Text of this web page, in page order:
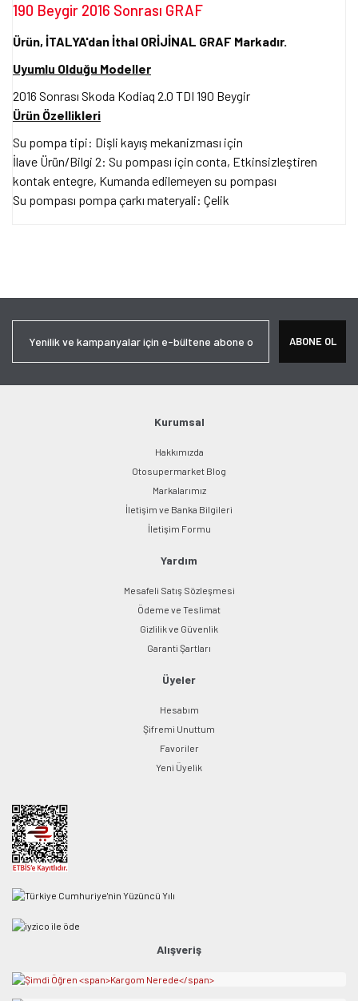
190 Beygir 2016 Sonrası GRAF
Ürün, İTALYA'dan İthal ORİJİNAL GRAF Markadır.
Uyumlu Olduğu Modeller
2016 Sonrası Skoda Kodiaq 2.0 TDI 190 Beygir
Ürün Özellikleri
Su pompa tipi: Dişli kayış mekanizması için
İlave Ürün/Bilgi 2: Su pompası için conta, Etkinsizleştiren
kontak entegre, Kumanda edilemeyen su pompası
Su pompası pompa çarkı materyali: Çelik
Ürün açıklamasında eksik bilgiler bulunuyor.
Bu ürüne benzer farklı alternatifler olmalı.
Gönder
ABONE OL
Kurumsal
Hakkımızda
Otosupermarket Blog
Markalarımız
İletişim ve Banka Bilgileri
İletişim Formu
Yardım
Mesafeli Satış Sözleşmesi
Ödeme ve Teslimat
Gizlilik ve Güvenlik
Garanti Şartları
Üyeler
Hesabım
Şifremi Unuttum
Favoriler
Yeni Üyelik
Alışveriş